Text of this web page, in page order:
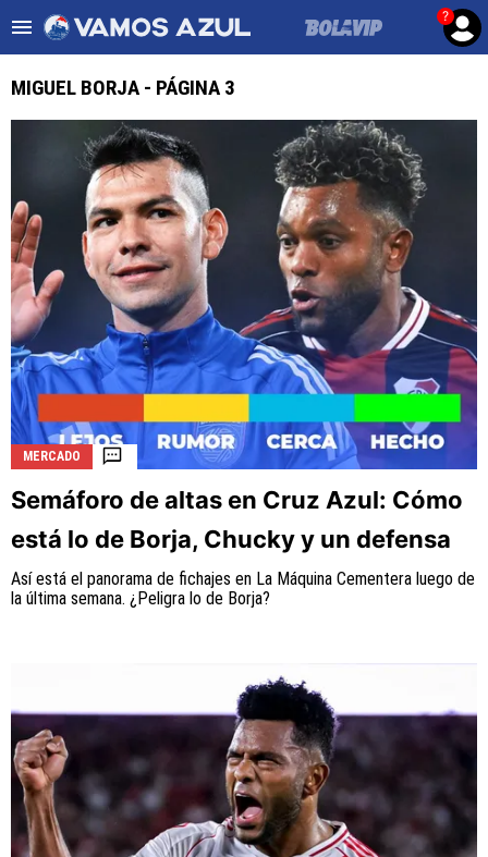
?
Noticias Cruz Azul HOY
ULTIMAS NOTICIAS
LEAGUES CUP
LIGA MX
FEMENIL
FUERZAS BÁSICAS
MERCADO DE FICHAJES
OPINIÓN
QUIENES SOMOS | STAFF | CONTACTO
Esta sección no tiene relación alguna con el Club.
Para visitar el sitio oficialhaz click aquí
Términos y Condiciones
Políticas de Privacidad
Política Editorial
Ad Choices
MIGUEL BORJA - PÁGINA 3
MERCADO
Semáforo de altas en Cruz Azul: Cómo
está lo de Borja, Chucky y un defensa
Así está el panorama de fichajes en La Máquina Cementera luego de
la última semana. ¿Peligra lo de Borja?